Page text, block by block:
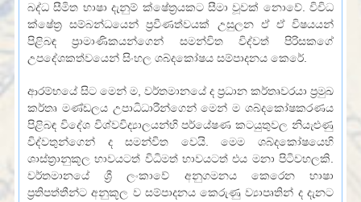
බද්ධ සීමිත භාෂා දැනුම් ක්ෂේත්‍රයකට සීමා වූවක් නොවේ. විවිධ
ක්ෂේත්‍ර සම්බන්ධයෙන් ප්‍රවීණත්වයක් උසුලන ඒ ඒ විෂයයන්
පිළිබඳ ප්‍රාමාණිකයන්ගෙන් සමන්විත විද්වත් පිරිසකගේ
උපදේශකත්වයෙන් සිංහල ශබ්දකෝෂය සම්පාදනය කෙරේ.
ආරම්භයේ සිට මෙන් ම, වර්තමානයේ ද ප්‍රධාන කර්තෘවරයා ප්‍රමුඛ
කර්තෘ මණ්ඩලය උපාධිධාරීන්ගෙන් මෙන් ම ශබ්දකෝෂකරණය
පිළිබඳ විදේශ විශ්වවිද්‍යාලයන්හි පර්යේෂණ කටයුතුවල නියැළුණු
විද්වතුන්ගෙන් ද සමන්විත වෙයි. මෙම ශබ්දකෝෂයෙහි
ශාස්ත්‍රානුකූල භාවයටත් විධිමත් භාවයටත් එය මනා පිටිවහලකි.
වර්තමානයේ ශ්‍රී ලංකාවේ අනුගමනය කෙරෙන භාෂා
ප්‍රතිපත්තීන්ට අනුකූල ව සම්පාදනය කෙරුණු ව්‍යාපෘතින් ද දැනට